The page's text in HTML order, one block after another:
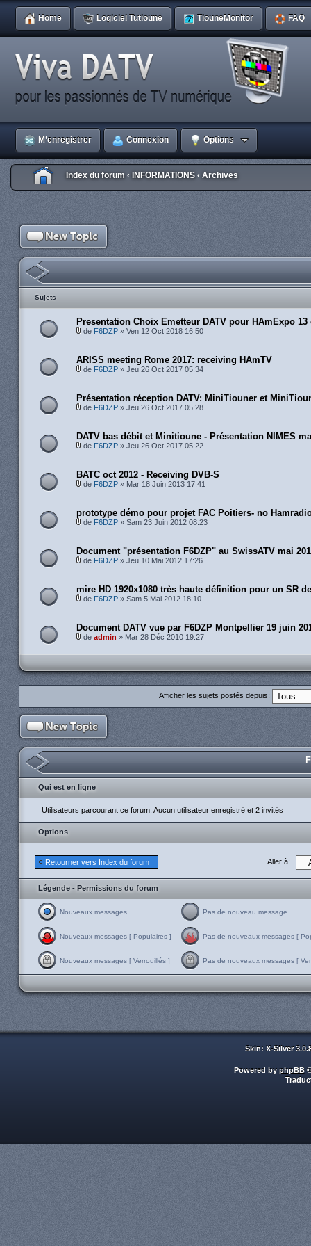
Home Logiciel Tutioune TiouneMonitor FAQ
M’enregistrer Connexion Options
Index du forum ‹ INFORMATIONS ‹ Archives
Sujets
Presentation Choix Emetteur DATV pour HAmExpo 13
de F6DZP » Ven 12 Oct 2018 16:50
ARISS meeting Rome 2017: receiving HAmTV
de F6DZP » Jeu 26 Oct 2017 05:34
Présentation réception DATV: MiniTiouner et
de F6DZP » Jeu 26 Oct 2017 05:28
DATV bas débit et Minitioune - Présentation NIMES
de F6DZP » Jeu 26 Oct 2017 05:22
BATC oct 2012 - Receiving DVB-S
de F6DZP » Mar 18 Juin 2013 17:41
prototype démo pour projet FAC Poitiers- no
de F6DZP » Sam 23 Juin 2012 08:23
Document "présentation F6DZP" au SwissATV mai
de F6DZP » Jeu 10 Mai 2012 17:26
mire HD 1920x1080 très haute définition pour un SR
de F6DZP » Sam 5 Mai 2012 18:10
Document DATV vue par F6DZP Montpellier 19 juin
de admin » Mar 28 Déc 2010 19:27
Afficher les sujets postés depuis:
Qui est en ligne
Utilisateurs parcourant ce forum: Aucun utilisateur enregistré et 2 invités
Options
Retourner vers Index du forum Aller à:
Légende - Permissions du forum
Nouveaux messages Pas de nouveau message
Nouveaux messages [ Populaires ] Pas de nouveaux messages [
Nouveaux messages [ Verrouillés ] Pas de nouveaux messages [
Skin: X-Silver
Powered by phpBB©